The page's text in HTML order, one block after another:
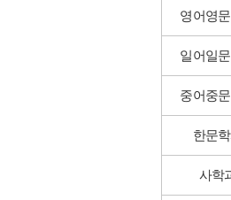
영어영
일어일
중어중
한문
사학